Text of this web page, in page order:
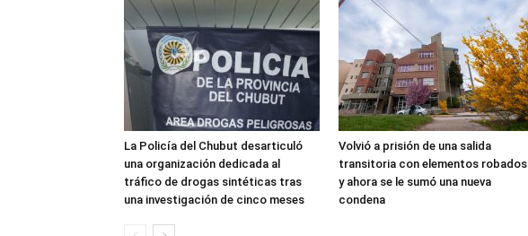
La Policía del Chubut desarticuló
una organización dedicada al
tráfico de drogas sintéticas tras
una investigación de cinco meses
Volvió a prisión de una salida
transitoria con elementos robados
y ahora se le sumó una nueva
condena